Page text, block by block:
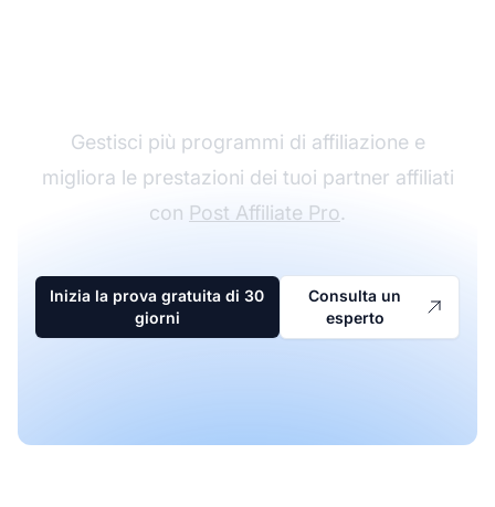
Gestisci più programmi di affiliazione e
migliora le prestazioni dei tuoi partner affiliati
con Post Affiliate Pro.
Inizia la prova gratuita di 30
giorni
Consulta un
esperto